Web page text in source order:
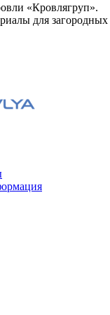
«Кровлягруп».
для